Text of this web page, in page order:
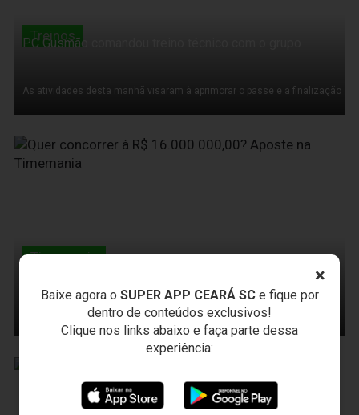
×
Baixe agora o SUPER APP CEARÁ SCe fique por
dentro de conteúdos exclusivos!
Clique nos links abaixo e faça parte dessa
experiência:
Treinos
PC Gusmão comandou treino técnico com o grupo
As atividades desta manhã visaram à aprimorar o passe e a finalização
22 de Agosto de 2012
Timemania
Contribua para manter o Alvinegro Cearense entre os vinte melhores
colocados na Timemania